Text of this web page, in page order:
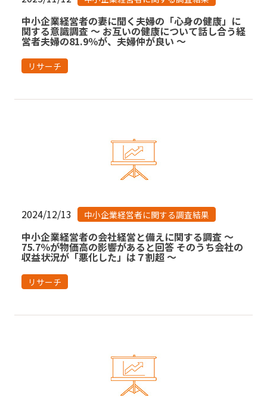
中小企業経営者の妻に聞く夫婦の「心身の健康」に
関する意識調査 ～ お互いの健康について話し合う経
営者夫婦の81.9％が、夫婦仲が良い ～
リサーチ
2024/12/13 中小企業経営者に関する調査結果
中小企業経営者の会社経営と備えに関する調査 〜
75.7％が物価高の影響があると回答 そのうち会社の
収益状況が「悪化した」は７割超 〜
リサーチ